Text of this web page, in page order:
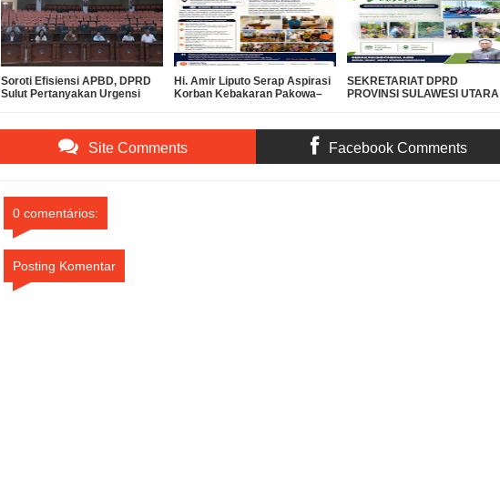
Soroti Efisiensi APBD, DPRD
Sulut Pertanyakan Urgensi
Hi. Amir Liputo Serap Aspirasi
Korban Kebakaran Pakowa–
SEKRETARIAT DPRD
PROVINSI SULAWESI UTARA
LINGKUNGAN BERSIH DAN
LESTARI
Site Comments Facebook Comments
0 comentários:
Posting Komentar